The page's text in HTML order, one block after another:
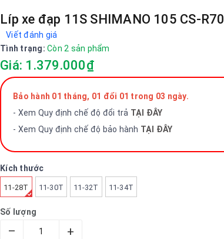
Líp xe đạp 11S SHIMANO 105 CS-
Viết đánh giá
Tình trạng: Còn 2 sản phẩm
Giá: 1.379.000₫
Bảo hành 01 tháng, 01 đổi 01 trong 03 ngày.
- Xem Quy định chế độ đổi trả TẠI ĐÂY
- Xem Quy định chế độ bảo hành TẠI ĐÂY
Kích thước
11-28T 11-30T 11-32T 11-34T
Số lượng
– +